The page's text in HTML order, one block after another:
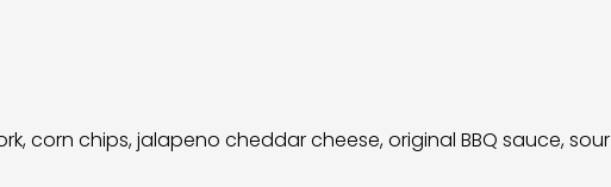
corn chips, jalapeno cheddar cheese, original BBQ sauce, sour